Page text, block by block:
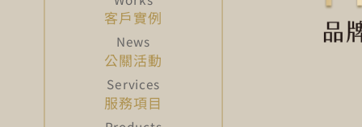
客戶實例
公關活動
服務項目